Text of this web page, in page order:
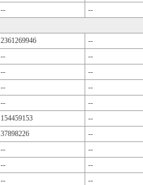
-- --
2361269946 --
-- --
-- --
-- --
-- --
154459153 --
37898226 --
-- --
-- --
-- --